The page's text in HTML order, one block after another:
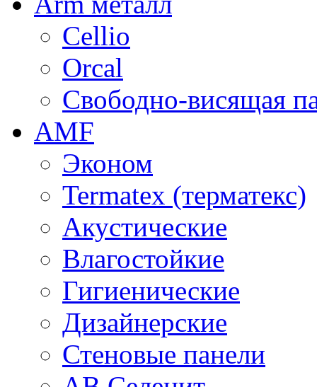
Cellio
Orcal
Свободно-висящая
AMF
Эконом
Termatex (терматекс)
Акустические
Влагостойкие
Гигиенические
Дизайнерские
Стеновые панели